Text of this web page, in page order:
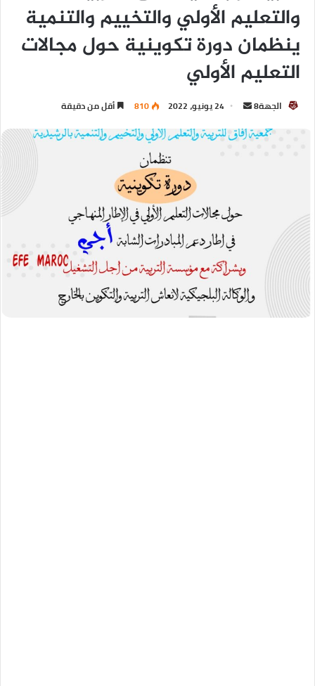
والتعليم الأولي والتخييم والتنمية
ينظمان دورة تكوينية حول مجالات
التعليم الأولي
الجهة8 24 يونيو، 2022 810 أقل من دقيقة